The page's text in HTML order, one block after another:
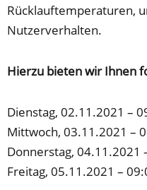
Rücklauftemperaturen,
Nutzerverhalten.
Hierzu bieten wir Ihnen
Dienstag, 02.11.2021 –
Mittwoch, 03.11.2021 –
Donnerstag, 04.11.2021
Freitag, 05.11.2021 –